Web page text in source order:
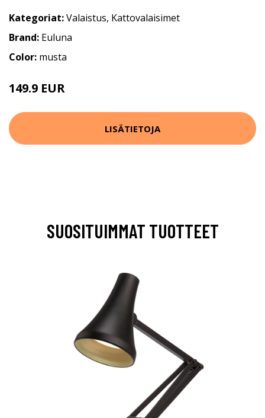
Kategoriat:Valaistus, Kattovalaisimet
Brand: Euluna
Color: musta
149.9 EUR
LISÄTIETOJA
SUOSITUIMMAT TUOTTEET